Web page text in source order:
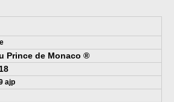
Prince de Monaco ®
ajp